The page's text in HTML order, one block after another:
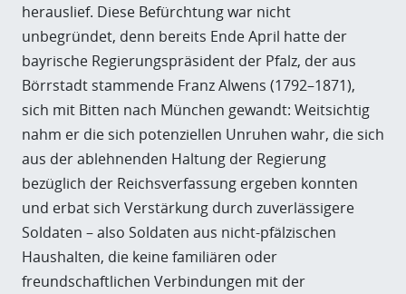
herauslief. Diese Befürchtung war nicht
unbegründet, denn bereits Ende April hatte der
bayrische Regierungspräsident der Pfalz, der aus
Börrstadt stammende Franz Alwens (1792–1871),
sich mit Bitten nach München gewandt: Weitsichtig
nahm er die sich potenziellen Unruhen wahr, die sich
aus der ablehnenden Haltung der Regierung
bezüglich der Reichsverfassung ergeben konnten
und erbat sich Verstärkung durch zuverlässigere
Soldaten – also Soldaten aus nicht-pfälzischen
Haushalten, die keine familiären oder
freundschaftlichen Verbindungen mit der